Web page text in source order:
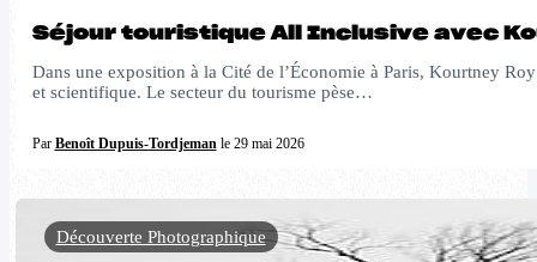
Séjour touristique All Inclusive avec
Dans une exposition à la Cité de l’Économie à Paris, Kourtney
et scientifique. Le secteur du tourisme pèse…
Par Benoît Dupuis-Tordjemanle 29 mai 2026
Découverte Photographique